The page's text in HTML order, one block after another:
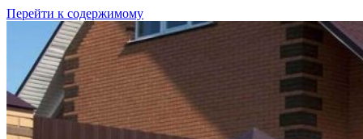
Перейти к содержимому